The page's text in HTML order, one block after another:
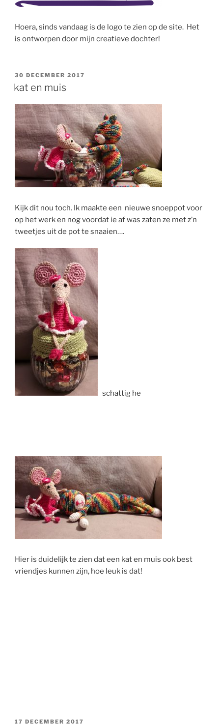
Hoera, sinds vandaag is de logo te zien op de site. Het
is ontworpen door mijn creatieve dochter!
GEPLAATST
OP
30 DECEMBER 2017
kat en muis
Kijk dit nou toch. Ik maakte een nieuwe snoeppot voor
op het werk en nog voordat ie af was zaten ze met z’n
tweetjes uit de pot te snaaien….
schattig he
Hier is duidelijk te zien dat een kat en muis ook best
vriendjes kunnen zijn, hoe leuk is dat!
GEPLAATST
17 DECEMBER 2017